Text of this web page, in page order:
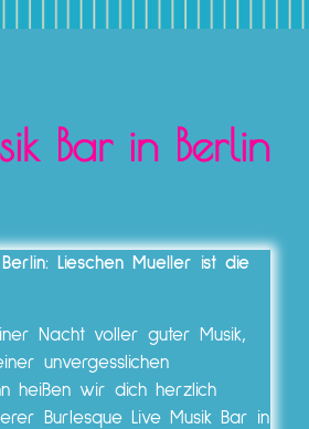
Bar in Berlin
Lieschen Mueller ist die
Nacht voller guter Musik,
unvergesslichen
heißen wir dich herzlich
Burlesque Live Musik Bar in